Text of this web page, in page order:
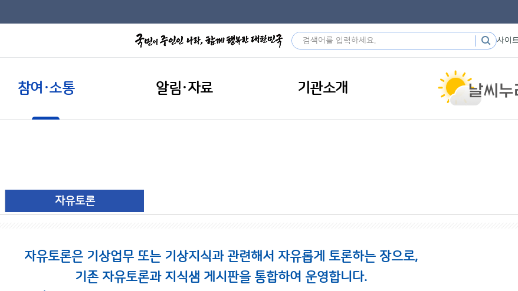
사이
참여·소통 알림·자료 기관소개
자유토론
자유토론은 기상업무 또는 기상지식과 관련해서 자유롭게 토론하는 장으로,
기존 자유토론과 지식샘 게시판을 통합하여 운영합니다.